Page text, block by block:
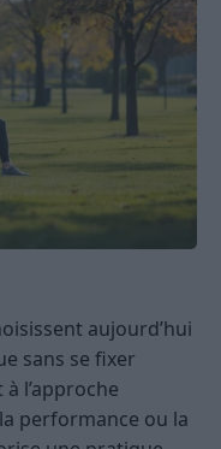
aujourd’hui
sans se fixer
l’approche
performance ou la